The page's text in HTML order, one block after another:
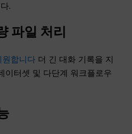
.
파일 처리
원합니다 더 긴 대화 기록을 지
이터셋 및 다단계 워크플로우